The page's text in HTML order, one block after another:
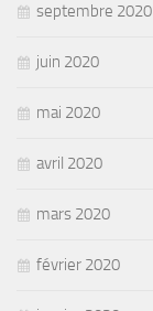
septembre 2020
juin 2020
mai 2020
avril 2020
mars 2020
février 2020